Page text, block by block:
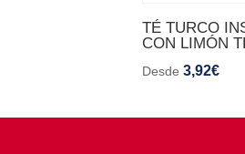
TÉ TURCO
CON LIMÓN
Desde 3,92€